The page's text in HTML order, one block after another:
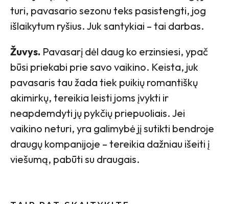
turi, pavasario sezonu teks pasistengti, jog
išlaikytum ryšius. Juk santykiai – tai darbas.
Žuvys. Pavasarį dėl daug ko erzinsiesi, ypač
būsi priekabi prie savo vaikino. Keista, juk
pavasaris tau žada tiek puikių romantiškų
akimirkų, tereikia leisti joms įvykti ir
neapdemdyti jų pykčių priepuoliais. Jei
vaikino neturi, yra galimybė jį sutikti bendroje
draugų kompanijoje – tereikia dažniau išeiti į
viešumą, pabūti su draugais.